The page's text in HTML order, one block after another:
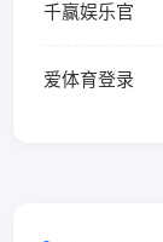
千赢娱乐官
爱体育登录